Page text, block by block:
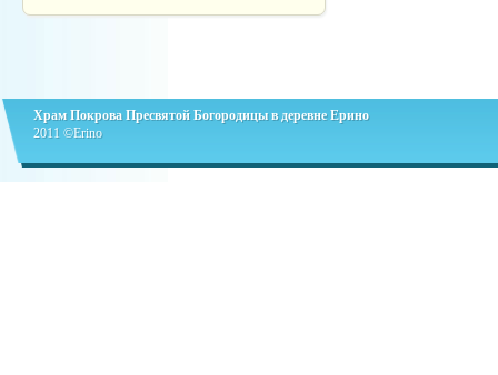
Храм Покрова Пресвятой Богородицы в деревне Ерино
2011 ©Erino